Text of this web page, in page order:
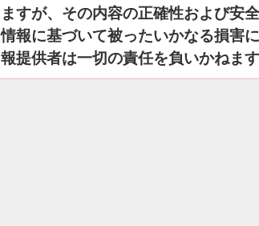
ますが、その内容の正確性および安
情報に基づいて被ったいかなる損害
報提供者は一切の責任を負いかねます